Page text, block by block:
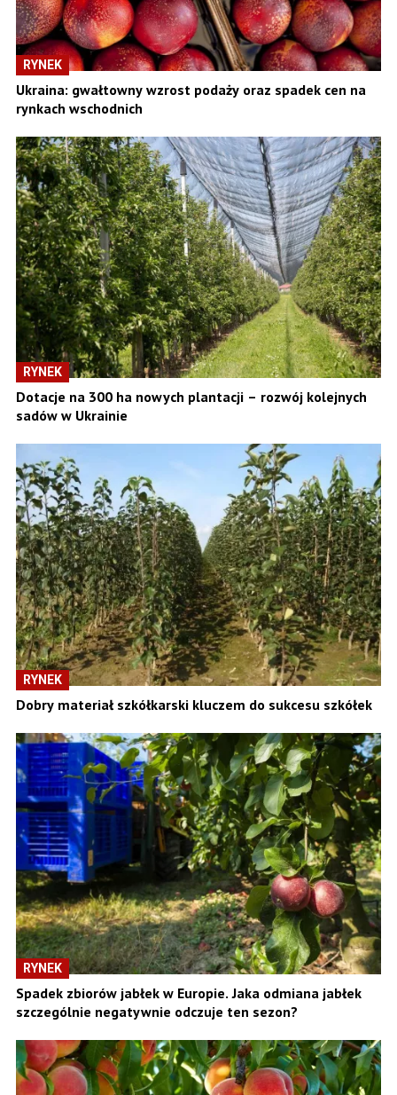
RYNEK
Ukraina: gwałtowny wzrost podaży oraz spadek cen na
rynkach wschodnich
RYNEK
Dotacje na 300 ha nowych plantacji – rozwój kolejnych
sadów w Ukrainie
RYNEK
Dobry materiał szkółkarski kluczem do sukcesu szkółek
RYNEK
Spadek zbiorów jabłek w Europie. Jaka odmiana jabłek
szczególnie negatywnie odczuje ten sezon?